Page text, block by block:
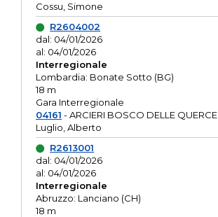
Cossu, Simone
R2604002
dal: 04/01/2026
al: 04/01/2026
Interregionale
Lombardia: Bonate Sotto (BG)
18 m
Gara Interregionale
04161 - ARCIERI BOSCO DELLE QUERCE
Luglio, Alberto
R2613001
dal: 04/01/2026
al: 04/01/2026
Interregionale
Abruzzo: Lanciano (CH)
18 m